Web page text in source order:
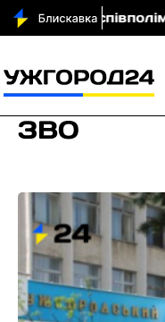
співполімери
ЗВО